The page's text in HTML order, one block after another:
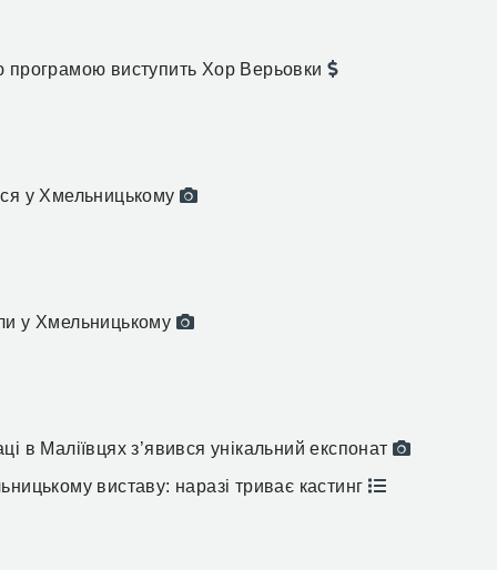
програмою виступить Хор Верьовки
у Хмельницькому
у Хмельницькому
в Маліївцях з’явився унікальний експонат
виставу: наразі триває кастинг